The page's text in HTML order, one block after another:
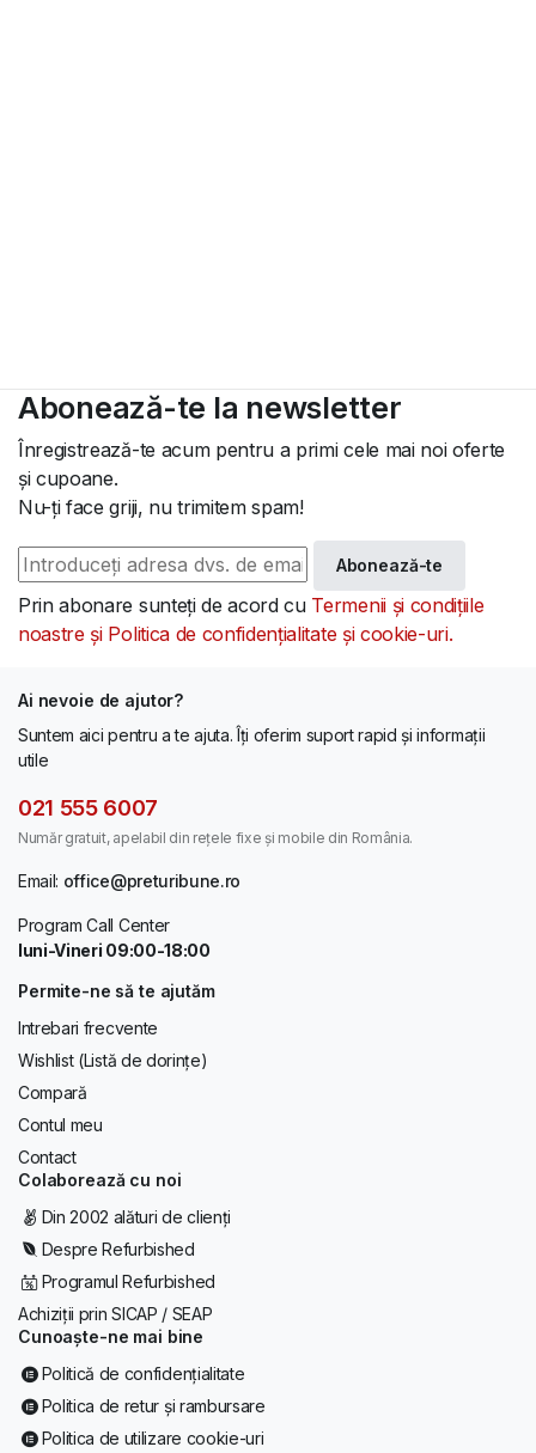
Abonează-te la newsletter
Înregistrează-te acum pentru a primi cele mai noi oferte
și cupoane.
Nu-ți face griji, nu trimitem spam!
Abonează-te
Prin abonare sunteți de acord cu Termenii și condițiile
noastre și Politica de confidențialitate și cookie-uri.
Ai nevoie de ajutor?
Suntem aici pentru a te ajuta. Îți oferim suport rapid și informații
utile
021 555 6007
Număr gratuit, apelabil din rețele fixe și mobile din România.
Email: office@preturibune.ro
Program Call Center
luni-Vineri 09:00-18:00
Permite-ne să te ajutăm
Intrebari frecvente
Wishlist (Listă de dorințe)
Compară
Contul meu
Contact
Colaborează cu noi
Din 2002 alături de clienți
Despre Refurbished
Programul Refurbished
Achiziții prin SICAP / SEAP
Cunoaște-ne mai bine
Politică de confidențialitate
Politica de retur și rambursare
Politica de utilizare cookie-uri